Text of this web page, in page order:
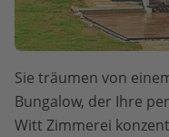
Sie träumen von
Bungalow, der Ihre
Witt Zimmerei